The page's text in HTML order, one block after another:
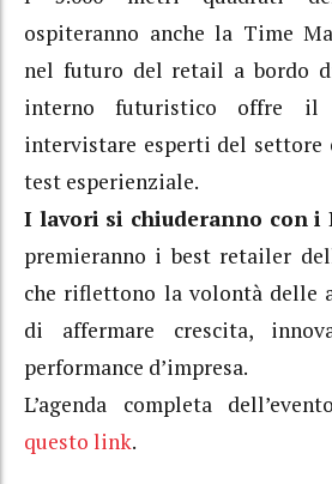
ospiteranno anche la Time
nel futuro del retail a bordo
interno futuristico offre il
intervistare esperti del settore
test esperienziale.
I lavori si chiuderanno con i
premieranno i best retailer
che riflettono la volontà delle
di affermare crescita,
performance d’impresa.
L’agenda completa
questo link.